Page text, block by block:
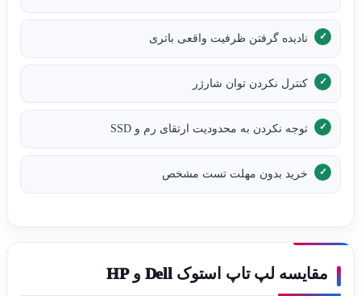
نادیده گرفتن ظرفیت واقعی باتری
کنترل نکردن توان شارژر
توجه نکردن به محدودیت ارتقای رم و SSD
خرید بدون مهلت تست مشخص
مقایسه لپ تاپ استوک Dell و HP